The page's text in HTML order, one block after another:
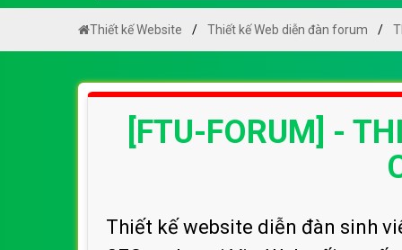
Hướng
Chính
Chính
Liên hệ
Thiết kế Website Thiết kế Web diễn đàn forum
[FTU-FORUM] -
Thiết kế website diễn đàn sinh